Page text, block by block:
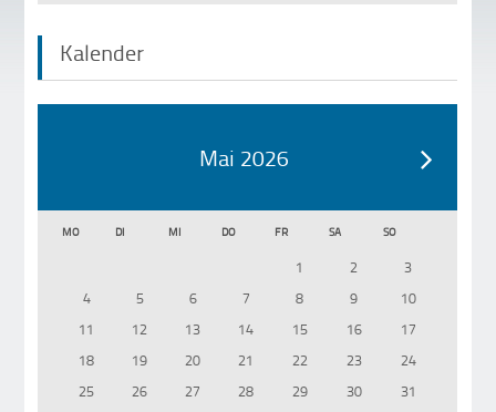
Kalender
Mai 2026
MO DI MI DO FR SA SO
1 2
3
4
5 6 7 8 9
10
11
12 13 14 15 16
17
18
19 20 21 22 23
24
25
26 27 28 29 30 31